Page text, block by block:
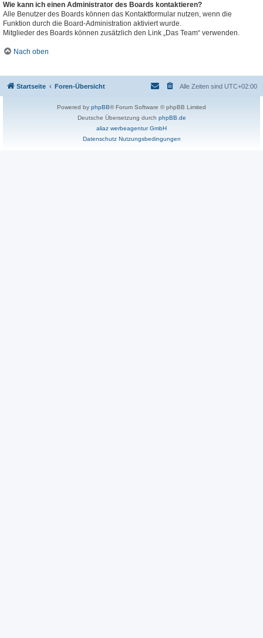
Wie kann ich einen Administrator des Boards kontaktieren?
Alle Benutzer des Boards können das Kontaktformular nutzen, wenn die
Funktion durch die Board-Administration aktiviert wurde.
Mitglieder des Boards können zusätzlich den Link „Das Team“ verwenden.
Nach oben
Startseite Foren-Übersicht Alle Zeiten sind UTC+02:00
Powered by phpBB® Forum Software © phpBB Limited
Deutsche Übersetzung durch phpBB.de
aliaz werbeagentur GmbH
Datenschutz Nutzungsbedingungen